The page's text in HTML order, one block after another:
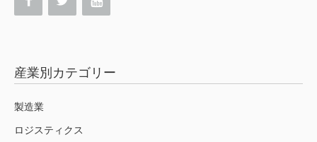
産業別カテゴリー
製造業
ロジスティクス